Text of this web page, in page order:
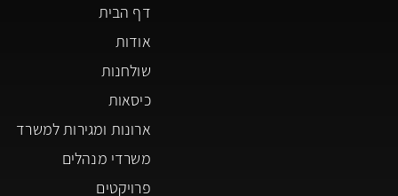
דף הבית
אודות
שולחנות
כיסאות
ארונות ומגירות למשרד
משרדי מנהלים
פרויקטים